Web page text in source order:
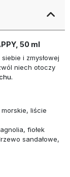
50 ml
i zmysłowej
niech otoczy
morskie, liście
fiołek
sandałowe,